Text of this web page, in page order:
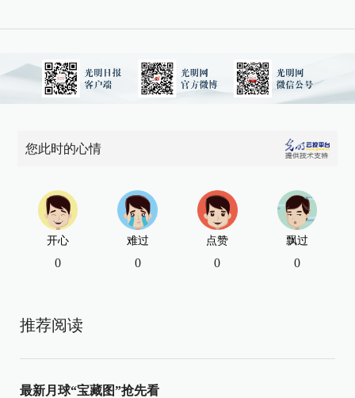
您此时的心情
开心
0
难过
0
点赞
0
飘过
0
推荐阅读
最新月球“宝藏图”抢先看